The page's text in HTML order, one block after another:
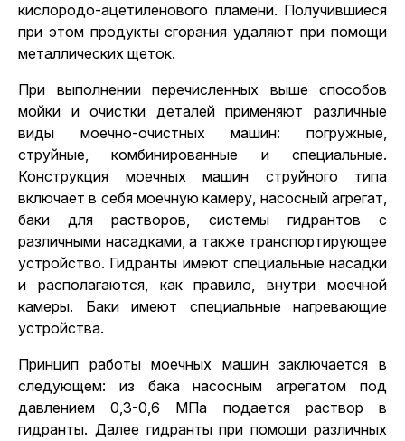
кислородо-ацетиленового пламени. Получившиеся
при этом продукты сгорания удаляют при помощи
металлических щеток.
При выполнении перечисленных выше способов
мойки и очистки деталей применяют различные
виды моечно-очистных машин: погружные,
струйные, комбинированные и специальные.
Конструкция моечных машин струйного типа
включает в себя моечную камеру, насосный агрегат,
баки для растворов, системы гидрантов с
различными насадками, а также транспортирующее
устройство. Гидранты имеют специальные насадки
и располагаются, как правило, внутри моечной
камеры. Баки имеют специальные нагревающие
устройства.
Принцип работы моечных машин заключается в
следующем: из бака насосным агрегатом под
давлением 0,3-0,6 МПа подается раствор в
гидранты. Далее гидранты при помощи различных